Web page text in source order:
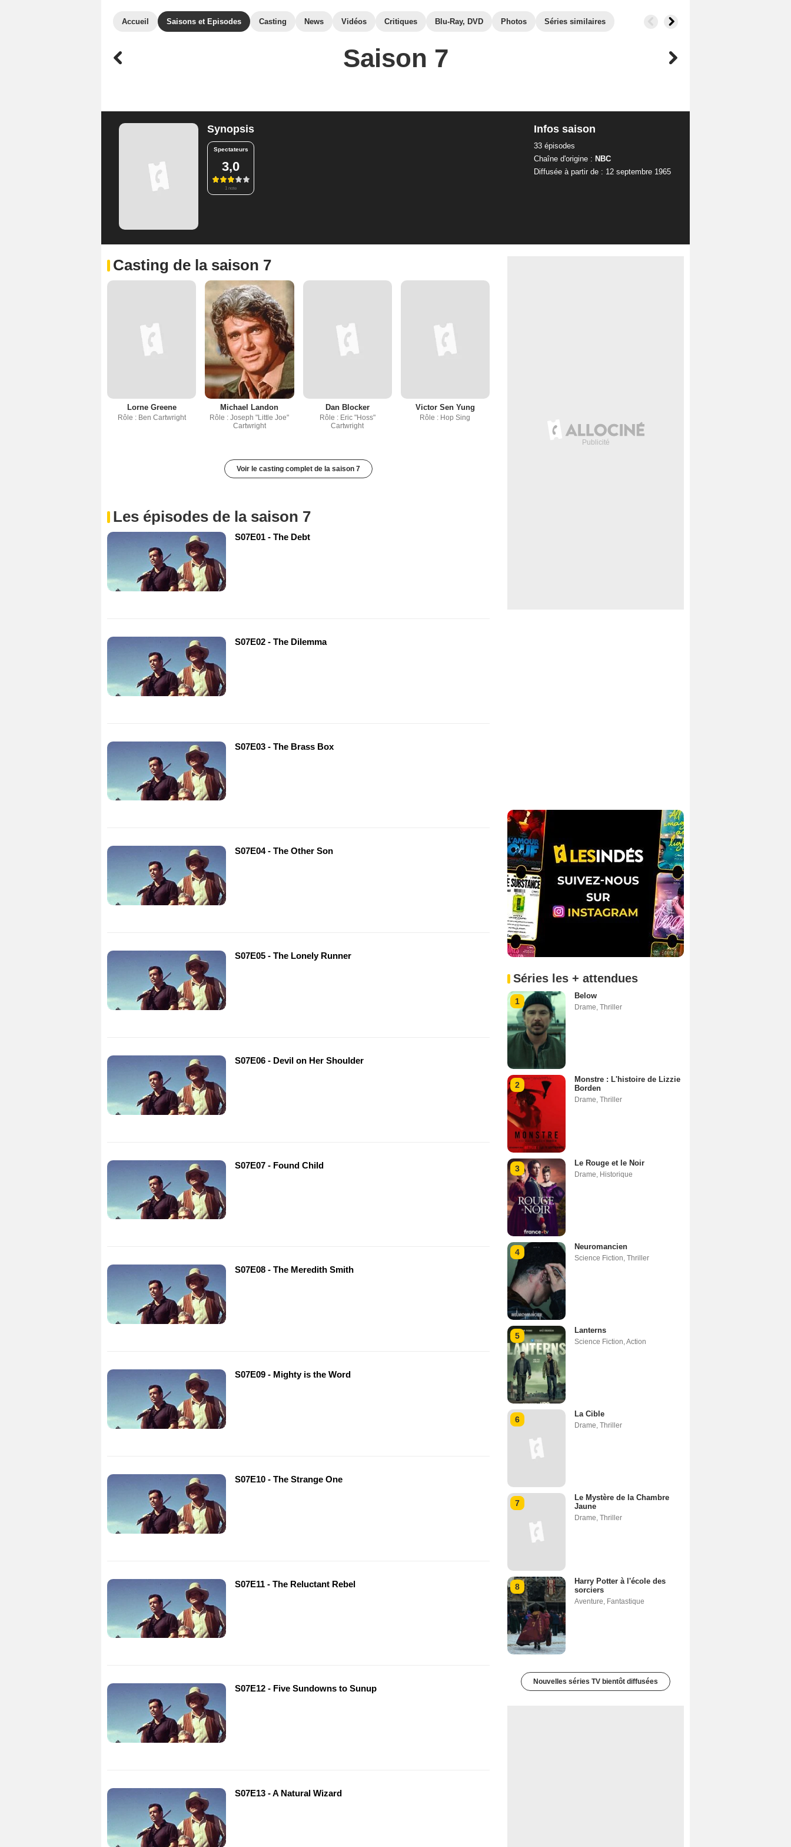
Accueil Saisons et Episodes Casting News Vidéos Critiques Blu-Ray, DVD Photos Séries similaires
Saison 7
Synopsis
Spectateurs
3,0
1 note
Infos saison
33 épisodes
Chaîne d'origine : NBC
Diffusée à partir de : 12 septembre 1965
Casting de la saison 7
Lorne Greene
Rôle : Ben Cartwright
Michael Landon
Rôle : Joseph "Little Joe"
Cartwright
Dan Blocker
Rôle : Eric "Hoss"
Cartwright
Victor Sen Yung
Rôle : Hop Sing
Voir le casting complet de la saison 7
Les épisodes de la saison 7
S07E01 - The Debt
S07E02 - The Dilemma
S07E03 - The Brass Box
S07E04 - The Other Son
S07E05 - The Lonely Runner
S07E06 - Devil on Her Shoulder
S07E07 - Found Child
S07E08 - The Meredith Smith
S07E09 - Mighty is the Word
S07E10 - The Strange One
S07E11 - The Reluctant Rebel
S07E12 - Five Sundowns to Sunup
S07E13 - A Natural Wizard
Séries les + attendues
1
Below
Drame Thriller
2
Monstre : L'histoire de Lizzie
Borden
Drame Thriller
3
Le Rouge et le Noir
Drame Historique
4
Neuromancien
Science Fiction Thriller
5
Lanterns
Science Fiction Action
6
La Cible
Drame Thriller
7
Le Mystère de la Chambre
Jaune
Drame Thriller
8
Harry Potter à l'école des
sorciers
Aventure Fantastique
Nouvelles séries TV bientôt diffusées